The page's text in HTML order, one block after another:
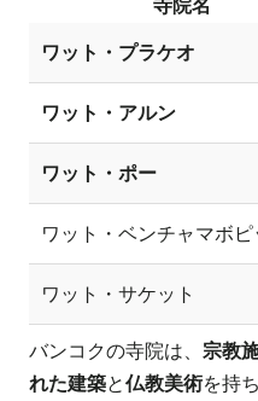
寺院名
ワット・プラケオ
ワット・アルン
ワット・ポー
ワット・ベンチャマボピ
ワット・サケット
バンコクの寺院は、 宗教
れた建築と仏教美術を持